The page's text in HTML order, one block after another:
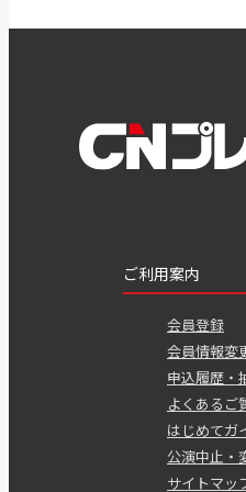
ご利用案内
会員登録
会員情報変
申込履歴・
よくあるご
はじめてガ
公演中止・
サイトマッ